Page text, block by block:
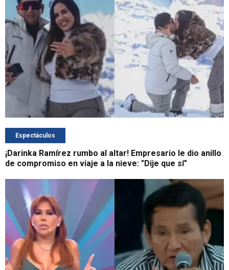
Espectáculos
¡Darinka Ramírez rumbo al altar! Empresario le dio anillo
de compromiso en viaje a la nieve: "Dije que sí"